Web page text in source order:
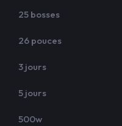
25 bosses
26 pouces
3 jours
5 jours
500w